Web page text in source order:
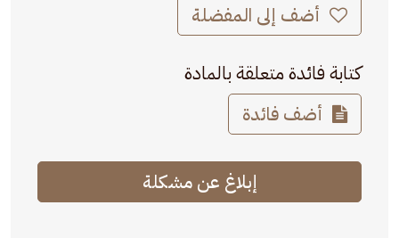
أضف إلى المفضلة
كتابة فائدة متعلقة بالمادة
أضف فائدة
إبلاغ عن مشكلة